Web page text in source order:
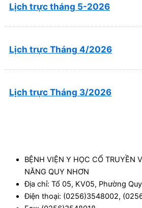
Lịch trực tháng 5-2026
Lịch trực Tháng 4/2026
Lịch trực Tháng 3/2026
BỆNH VIỆN Y HỌC CỔ TRUYỀN
NĂNG QUY NHƠN
Địa chỉ: Tổ 05, KV05, Phường
Điện thoại: (0256)3548002,